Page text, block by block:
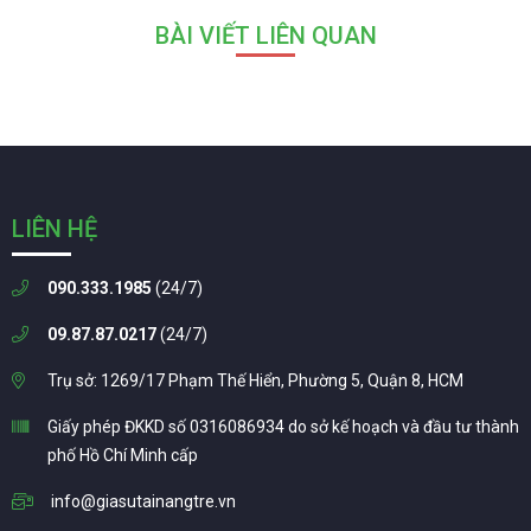
BÀI VIẾT LIÊN QUAN
LIÊN HỆ
090.333.1985 (24/7)
09.87.87.0217(24/7)
Trụ sở: 1269/17 Phạm Thế Hiển, Phường 5, Quận 8, HCM
Giấy phép ĐKKD số 0316086934 do sở kế hoạch và đầu tư thành
phố Hồ Chí Minh cấp
info@giasutainangtre.vn